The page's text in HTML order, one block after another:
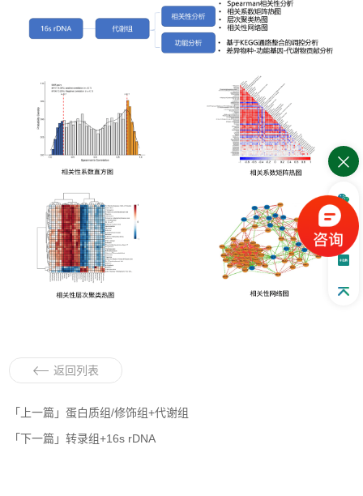
返回列表
「上一篇」蛋白质组/修饰组+代谢组
「下一篇」转录组+16s rDNA